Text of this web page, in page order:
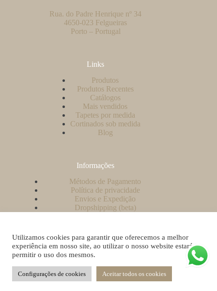
Rua. do Padre Henrique nº 34
4650-023 Felgueiras
Porto – Portugal
Links
Produtos
Produtos Recentes
Catálogos
Mais vendidos
Tapetes por medida
Cortinados sob medida
Blog
Informações
Métodos de Pagamento
Política de privacidade
Envios e Expedição
Dropshipping (beta)
Como criar uma conta no nosso website?
Livro de Reclamações
Utilizamos cookies para garantir que oferecemos a melhor
experiência em nosso site, ao utilizar o nosso website estará a
permitir o uso dos mesmos.
Configurações de cookies Aceitar todos os cookies